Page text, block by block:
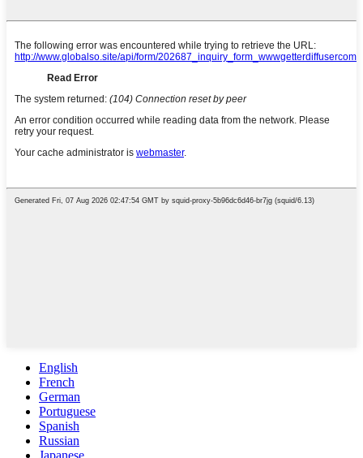
English
French
German
Portuguese
Spanish
Russian
Japanese